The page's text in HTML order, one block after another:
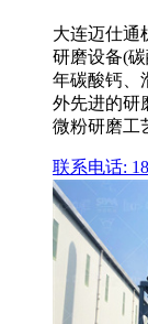
大连迈仕通
研磨设备(
年碳酸钙、
外先进的研
微粉研磨工
联系电话: